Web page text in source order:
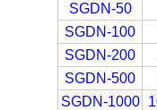
SGDN-50
SGDN-100
SGDN-200
SGDN-500
SGDN-1000